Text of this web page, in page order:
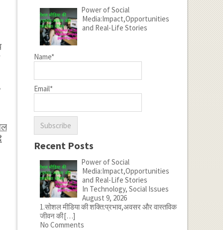
Power of Social
Media:Impact,Opportunities
and Real-Life Stories
Name*
Email*
Recent Posts
Power of Social
Media:Impact,Opportunities
and Real-Life Stories
In Technology, Social Issues
August 9, 2026
1.सोशल मीडिया की शक्ति:प्रभाव,अवसर और वास्तविक
जीवन की[…]
No Comments